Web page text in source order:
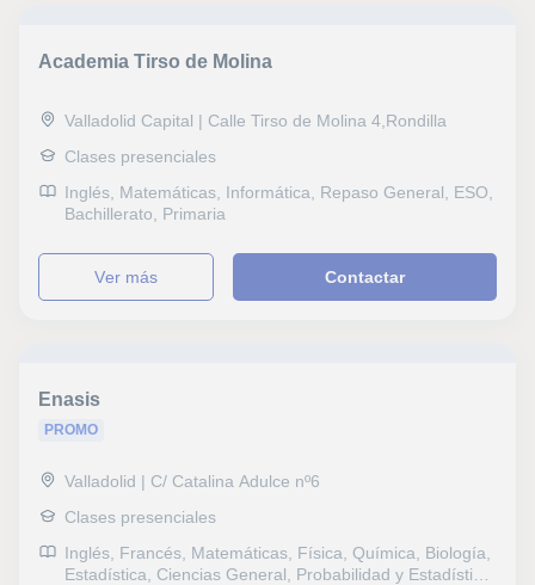
Orientación Profesional
Academia Tirso de Molina
Valladolid Capital | Calle Tirso de Molina 4,Rondilla
Clases presenciales
Inglés, Matemáticas, Informática, Repaso General, ESO,
Bachillerato, Primaria
ver más Contactar
Enasis
PROMO
Valladolid | C/ Catalina Adulce nº6
Clases presenciales
Inglés, Francés, Matemáticas, Física, Química, Biología,
Estadística, Ciencias General, Probabilidad y Estadística,